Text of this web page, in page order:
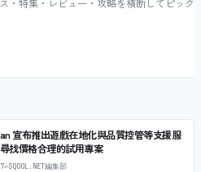
・特集・レビュー・攻略を横断してピック
宣布推出遊戲在地化與品質控管等支援服
找價格合理的試用專案
✍SQOOL.NET編集部